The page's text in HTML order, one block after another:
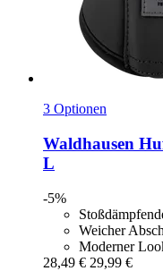
3 Optionen
Waldhausen
L
-5%
Weicher
Moderner
28,49 € 29,99 €